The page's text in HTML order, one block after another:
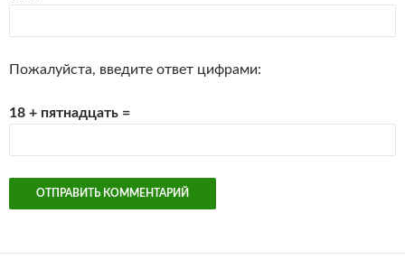
Пожалуйста, введите ответ цифрами:
18 + пятнадцать =